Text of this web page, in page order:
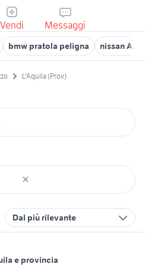
Vendi Messaggi
bmw pratola peligna nissan
L'Aquila (Prov)
Dal più rilevante
e provincia